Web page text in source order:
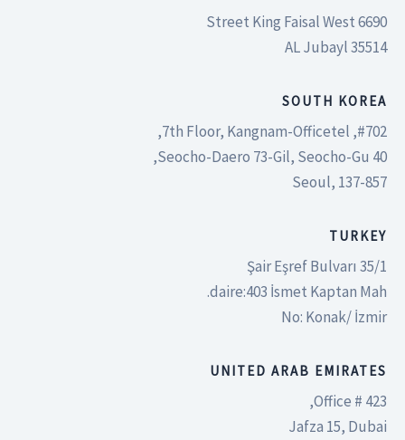
Street King Faisal West 6690
35514 AL Jubayl
SOUTH KOREA
#702, 7th Floor, Kangnam-Officetel,
40 Seocho-Daero 73-Gil, Seocho-Gu,
Seoul, 137-857
TURKEY
Şair Eşref Bulvarı 35/1
daire:403 İsmet Kaptan Mah.
No: Konak/ İzmir
UNITED ARAB EMIRATES
Office # 423,
Jafza 15, Dubai